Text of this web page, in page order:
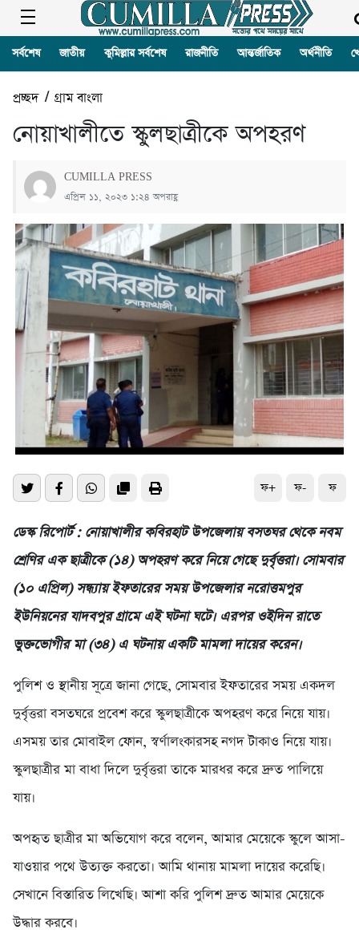
সর্বশেষ জাতীয় কুমিল্লার সর্বশেষ রাজনীতি আন্তর্জাতিক অর্থনীতি
প্রচ্ছদ/ গ্রাম বাংলা
নোয়াখালীতে স্কুলছাত্রীকে অপহরণ
CUMILLA PRESS
এপ্রিল ১১, ২০২৩ ১:২৪ অপরাহ্ণ
ফ+ ফ- ফ
ডেস্ক রিপোর্ট : নোয়াখালীর কবিরহাট উপজেলায় বসতঘর থেকে নবম
শ্রেণির এক ছাত্রীকে (১৪) অপহরণ করে নিয়ে গেছে দুর্বৃত্তরা। সোমবার
(১০ এপ্রিল) সন্ধ্যায় ইফতারের সময় উপজেলার নরোত্তমপুর
ইউনিয়নের যাদবপুর গ্রামে এই ঘটনা ঘটে। এরপর ওইদিন রাতে
ভুক্তভোগীর মা (৩৪) এ ঘটনায় একটি মামলা দায়ের করেন।
পুলিশ ও স্থানীয় সূত্রে জানা গেছে, সোমবার ইফতারের সময় একদল
দুর্বৃত্তরা বসতঘরে প্রবেশ করে স্কুলছাত্রীকে অপহরণ করে নিয়ে যায়।
এসময় তার মোবাইল ফোন, স্বর্ণালংকারসহ নগদ টাকাও নিয়ে যায়।
স্কুলছাত্রীর মা বাধা দিলে দুর্বৃত্তরা তাকে মারধর করে দ্রুত পালিয়ে
যায়।
অপহৃত ছাত্রীর মা অভিযোগ করে বলেন, আমার মেয়েকে স্কুলে আসা-
যাওয়ার পথে উত্যক্ত করতো। আমি থানায় মামলা দায়ের করেছি।
সেখানে বিস্তারিত লিখেছি। আশা করি পুলিশ দ্রুত আমার মেয়েকে
উদ্ধার করবে।